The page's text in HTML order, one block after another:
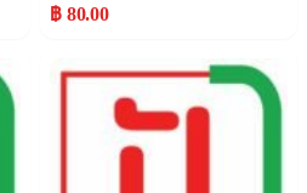
฿ 80.00
Popular